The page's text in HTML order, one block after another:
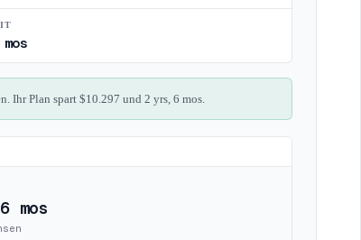
Ihr Plan spart $10.297 und 2 yrs, 6 mos.
mos